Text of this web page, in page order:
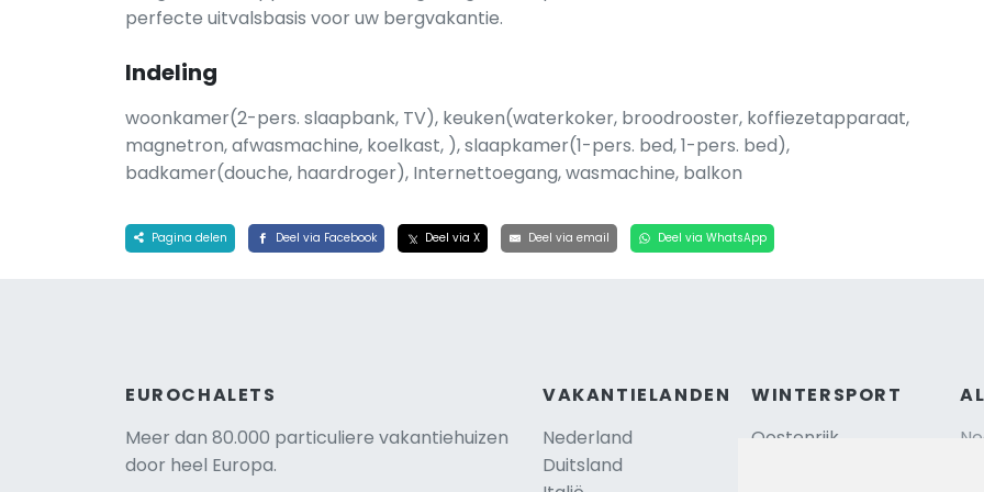
perfecte uitvalsbasis voor uw bergvakantie.
Indeling
woonkamer(2-pers. slaapbank, TV), keuken(waterkoker, broodrooster, koffiezetapparaat,
magnetron, afwasmachine, koelkast, ), slaapkamer(1-pers. bed, 1-pers. bed),
badkamer(douche, haardroger), Internettoegang, wasmachine, balkon
Pagina delen Deel via Facebook Deel via X Deel via email Deel via WhatsApp
EUROCHALETS
Meer dan 80.000 particuliere vakantiehuizen
door heel Europa.
VAKANTIELANDEN
Nederland
Duitsland
WINTERSPORT
Oostenrijk